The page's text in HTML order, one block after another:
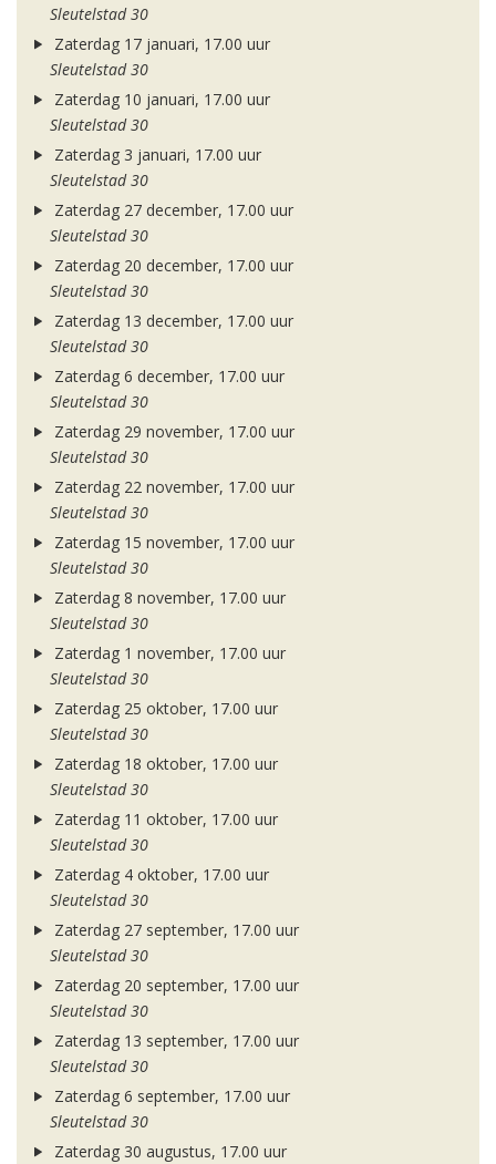
Sleutelstad 30
Zaterdag 17 januari, 17.00 uur
Sleutelstad 30
Zaterdag 10 januari, 17.00 uur
Sleutelstad 30
Zaterdag 3 januari, 17.00 uur
Sleutelstad 30
Zaterdag 27 december, 17.00 uur
Sleutelstad 30
Zaterdag 20 december, 17.00 uur
Sleutelstad 30
Zaterdag 13 december, 17.00 uur
Sleutelstad 30
Zaterdag 6 december, 17.00 uur
Sleutelstad 30
Zaterdag 29 november, 17.00 uur
Sleutelstad 30
Zaterdag 22 november, 17.00 uur
Sleutelstad 30
Zaterdag 15 november, 17.00 uur
Sleutelstad 30
Zaterdag 8 november, 17.00 uur
Sleutelstad 30
Zaterdag 1 november, 17.00 uur
Sleutelstad 30
Zaterdag 25 oktober, 17.00 uur
Sleutelstad 30
Zaterdag 18 oktober, 17.00 uur
Sleutelstad 30
Zaterdag 11 oktober, 17.00 uur
Sleutelstad 30
Zaterdag 4 oktober, 17.00 uur
Sleutelstad 30
Zaterdag 27 september, 17.00 uur
Sleutelstad 30
Zaterdag 20 september, 17.00 uur
Sleutelstad 30
Zaterdag 13 september, 17.00 uur
Sleutelstad 30
Zaterdag 6 september, 17.00 uur
Sleutelstad 30
Zaterdag 30 augustus, 17.00 uur